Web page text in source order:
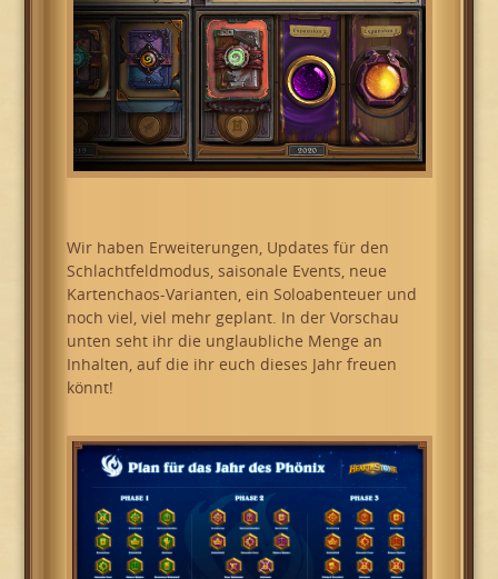
Wir haben Erweiterungen, Updates für den
Schlachtfeldmodus, saisonale Events, neue
Kartenchaos-Varianten, ein Soloabenteuer und
noch viel, viel mehr geplant. In der Vorschau
unten seht ihr die unglaubliche Menge an
Inhalten, auf die ihr euch dieses Jahr freuen
könnt!